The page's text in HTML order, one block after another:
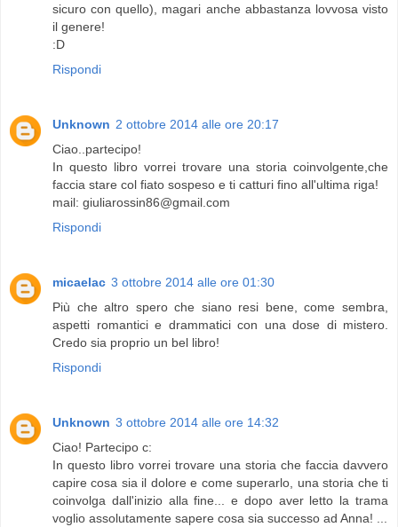
sicuro con quello), magari anche abbastanza lovvosa visto
il genere!
:D
Rispondi
Unknown 2 ottobre 2014 alle ore 20:17
Ciao..partecipo!
In questo libro vorrei trovare una storia coinvolgente,che
faccia stare col fiato sospeso e ti catturi fino all'ultima riga!
mail: giuliarossin86@gmail.com
Rispondi
micaelac 3 ottobre 2014 alle ore 01:30
Più che altro spero che siano resi bene, come sembra,
aspetti romantici e drammatici con una dose di mistero.
Credo sia proprio un bel libro!
Rispondi
Unknown 3 ottobre 2014 alle ore 14:32
Ciao! Partecipo c:
In questo libro vorrei trovare una storia che faccia davvero
capire cosa sia il dolore e come superarlo, una storia che ti
coinvolga dall'inizio alla fine... e dopo aver letto la trama
voglio assolutamente sapere cosa sia successo ad Anna! ...